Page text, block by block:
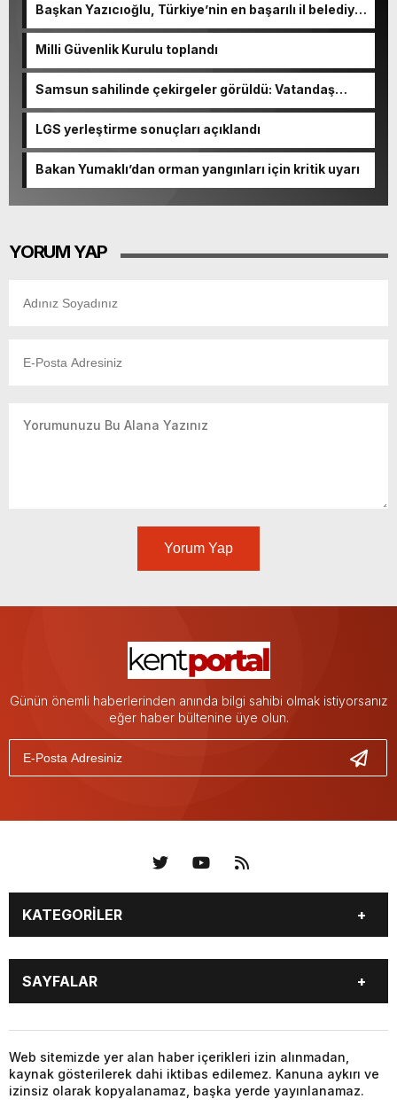
Başkan Yazıcıoğlu, Türkiye’nin en başarılı il belediye
Milli Güvenlik Kurulu toplandı
Samsun sahilinde çekirgeler görüldü: Vatandaş
LGS yerleştirme sonuçları açıklandı
Bakan Yumaklı’dan orman yangınları için kritik uyarı
YORUM YAP
Yorum Yap
Günün önemli haberlerinden anında bilgi sahibi olmak istiyorsanız
eğer haber bültenine üye olun.
KATEGORİLER
KÜNYE BİZE ULAŞIN
SAYFALAR
Web sitemizde yer alan haber içerikleri izin alınmadan,
kaynak gösterilerek dahi iktibas edilemez. Kanuna aykırı ve
izinsiz olarak kopyalanamaz, başka yerde yayınlanamaz.